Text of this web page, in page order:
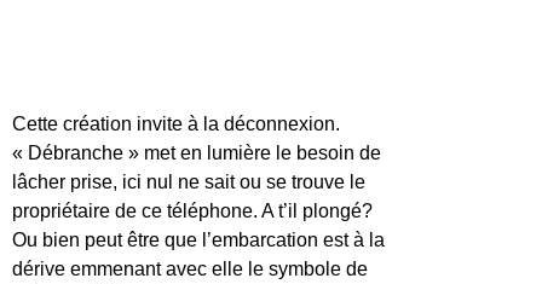
Cette création invite à la déconnexion.
« Débranche » met en lumière le besoin de
lâcher prise, ici nul ne sait ou se trouve le
propriétaire de ce téléphone. A t’il plongé?
Ou bien peut être que l’embarcation est à la
dérive emmenant avec elle le symbole de